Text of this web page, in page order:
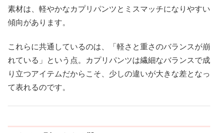
素材は、軽やかなカプリパンツとミスマッチになりやすい
傾向があります。
これらに共通しているのは、「軽さと重さのバランスが崩
れている」という点。カプリパンツは繊細なバランスで成
り立つアイテムだからこそ、少しの違いが大きな差となっ
て表れるのです。